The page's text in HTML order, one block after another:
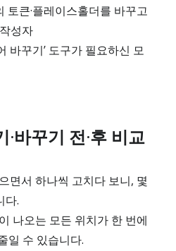
토큰·플레이스홀더를 바꾸고
성자
바꾸기’ 도구가 필요하신 모
·바꾸기 전·후 비교
면서 하나씩 고치다 보니, 몇
다.
나오는 모든 위치가 한 번에
일 수 있습니다.